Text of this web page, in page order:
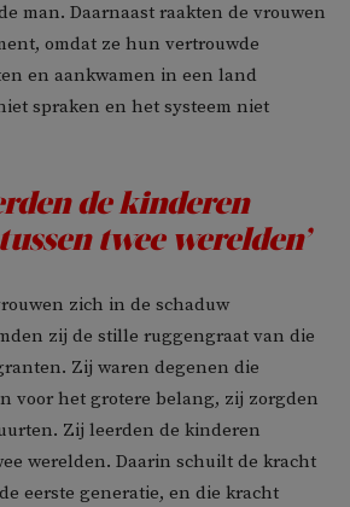
man. Daarnaast raakten de vrouwen
omdat ze hun vertrouwde
en aankwamen in een land
spraken en het systeem niet
de kinderen
twee werelden’
zich in de schaduw
zij de stille ruggengraat van die
Zij waren degenen die
voor het grotere belang, zij zorgden
Zij leerden de kinderen
werelden. Daarin schuilt de kracht
eerste generatie, en die kracht